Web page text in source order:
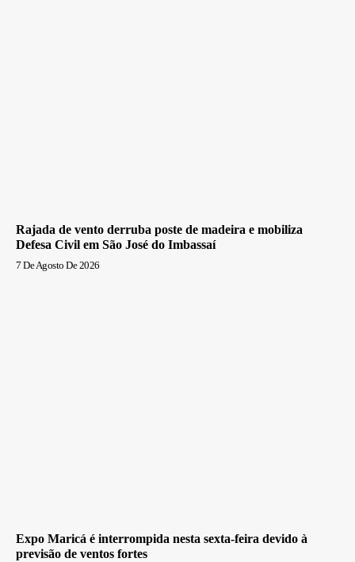
Rajada de vento derruba poste de madeira e mobiliza
Defesa Civil em São José do Imbassaí
7 De Agosto De 2026
Expo Maricá é interrompida nesta sexta-feira devido à
previsão de ventos fortes